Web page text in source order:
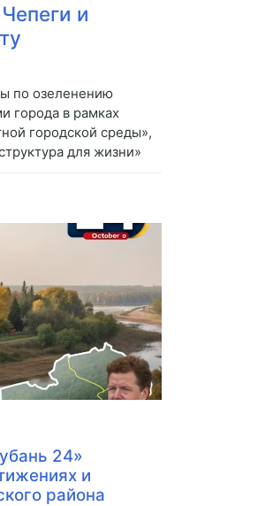
и
по озеленению
города в рамках
городской среды»,
для жизни»
24»
и
района